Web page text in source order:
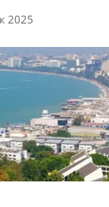
2025